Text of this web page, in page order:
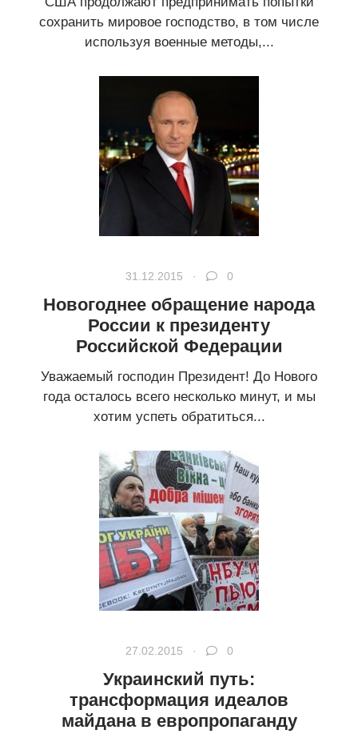
сохранить мировое господство, в том числе
используя военные методы,...
31.12.2015 · 0
Новогоднее обращение народа
России к президенту
Российской Федерации
Уважаемый господин Президент! До Нового
года осталось всего несколько минут, и мы
хотим успеть обратиться...
27.02.2015 · 0
Украинский путь:
трансформация идеалов
майдана в европропаганду